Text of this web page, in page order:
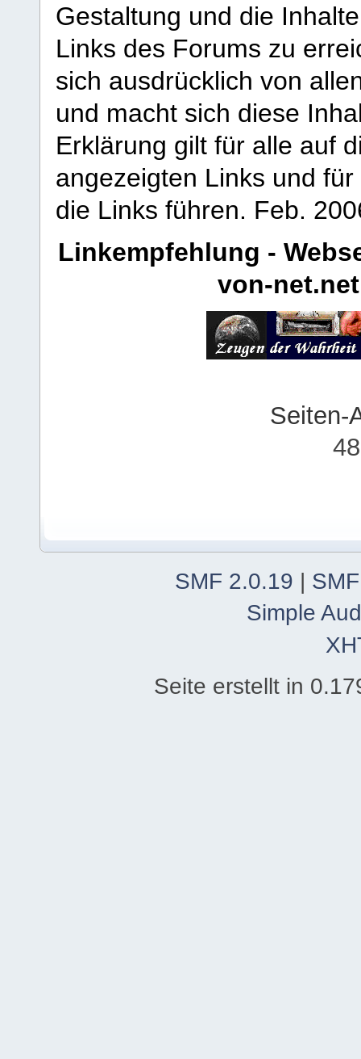
Gestaltung und die
Links des Forums zu
sich ausdrücklich von
und macht sich diese
Erklärung gilt für alle auf
angezeigten Links und
die Links führen. Feb.
Linkempfehlung -
von-net.net
Seiten-
SMF 2.0.19
Simple
Seite erstellt in